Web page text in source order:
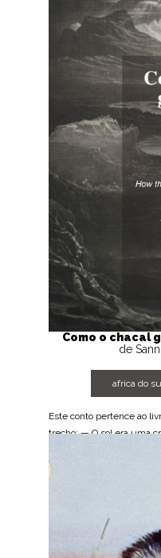
Como o chacal
de
africa do
Este conto pertence ao
trecho: — O sol era uma